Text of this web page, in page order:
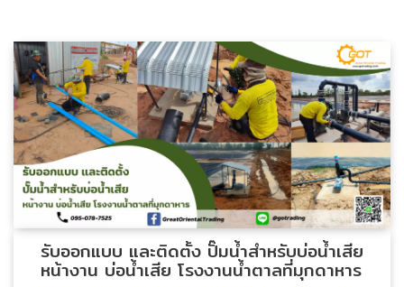
Antipollution
(สิ่ง
แวดล้อม
และ
ระบบ
ป้องกัน
มลพิษ)
INSTRUMENT
AUTOMATIONS
(อุปกรณ์
รับออกแบบ และติดตั้ง ปั๊มน้ำสำหรับบ่อน้ำเสีย
หน้างาน บ่อน้ำเสีย โรงงานน้ำตาลที่มุกดาหาร